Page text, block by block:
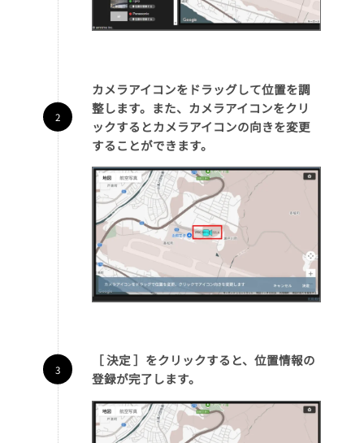
カメラアイコンをドラッグして位置を調
整します。また、カメラアイコンをクリ
ックするとカメラアイコンの向きを変更
することができます。
［ 決定 ］をクリックすると、位置情報の
登録が完了します。